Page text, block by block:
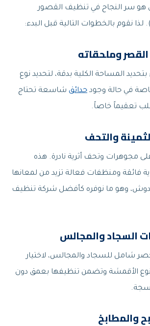
هو سر النجاح في تنظيف القصور
المساحة الكلية بدقة، لتحديد نوع
في حالة وجود حدائق شاسعة تحتاج
تعقيماً خاصاً.
مجوهرات وتحف أثرية نادرة. هذه
فائقة ومنظفات فعالة تزيد من لمعانها
وهو ما نوفره كأفضل شركة تنظيف
شامل للسجاد والمجالس، لاختيار
نوع الأقمشة وتضمن تنظيفها بعمق دون